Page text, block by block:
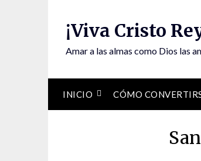
¡Viva Cristo
Amar a las almas como Dios las
INICIO CÓMO